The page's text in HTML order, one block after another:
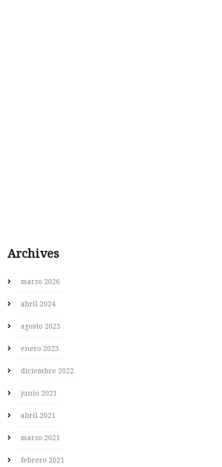
Archives
marzo 2026
abril 2024
agosto 2023
enero 2023
diciembre 2022
junio 2021
abril 2021
marzo 2021
febrero 2021